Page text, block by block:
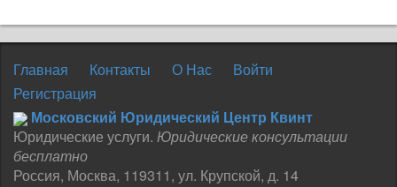
Главная Контакты О Нас
Войти
Регистрация
Московский Юридический Центр Квинт
Юридические услуги. Юридические консультации
бесплатно
Россия, Москва, 119311, ул. Крупской, д. 14